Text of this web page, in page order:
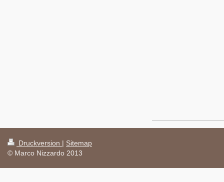
Druckversion | Sitemap
© Marco Nizzardo 2013